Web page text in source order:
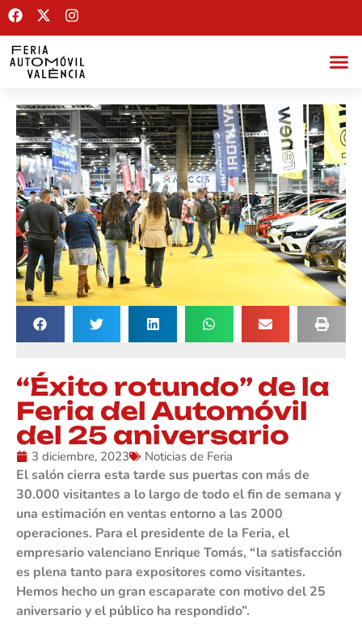
“Éxito rotundo” de la
Feria del Automóvil
del 25 aniversario
3 diciembre, 2023 Noticias de Feria
El salón cierra esta tarde sus puertas con más de
30.000 visitantes a lo largo de todo el fin de semana y
una estimación en ventas entorno a las 2000
operaciones. Para el presidente de la Feria, el
empresario valenciano Enrique Tomás, “la satisfacción
es plena tanto para expositores como visitantes.
Hemos hecho un gran escaparate con motivo del 25
aniversario y el público ha respondido”.